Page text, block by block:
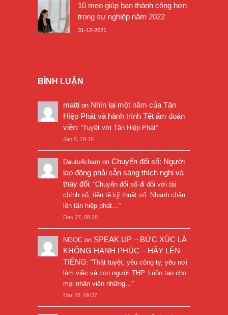
10 mẹo giúp bạn thành công hơn
trong sự nghiệp năm 2022
31-12-2021
BÌNH LUẬN
matti on Nhìn lại một năm của Tân
Hiệp Phát và hành trình Tết ấm đoàn
viên: “Tuyệt vời Tân Hiệp Phát”
Jan 5, 19:16
Dautu4cham on Chuyển đổi số: Người
lao động phải sẵn sàng thích nghi và
thay đổi: “Chuyển đổi số đi đôi với tài
chính số, tiền tệ kỹ thuật số. Nhanh chân
lên tân hiệp phát… ”
Dec 27, 08:28
NGỌC on SPEAK UP – BỨC XÚC LÀ
KHÔNG HẠNH PHÚC – HÃY LÊN
TIẾNG: “Thật tuyệt, yêu công ty, yêu nơi
làm việc và con người THP. Luôn tạo cho
mọi nhân viên những… ”
Mar 28, 09:37